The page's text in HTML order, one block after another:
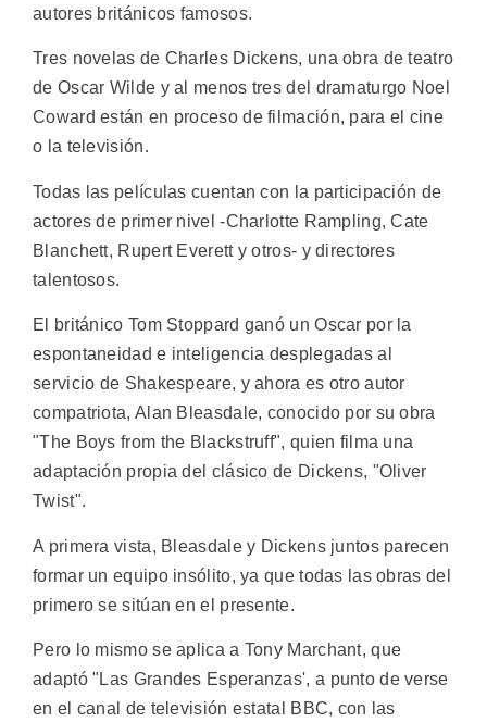
autores británicos famosos.
Tres novelas de Charles Dickens, una obra de teatro
de Oscar Wilde y al menos tres del dramaturgo Noel
Coward están en proceso de filmación, para el cine
o la televisión.
Todas las películas cuentan con la participación de
actores de primer nivel -Charlotte Rampling, Cate
Blanchett, Rupert Everett y otros- y directores
talentosos.
El británico Tom Stoppard ganó un Oscar por la
espontaneidad e inteligencia desplegadas al
servicio de Shakespeare, y ahora es otro autor
compatriota, Alan Bleasdale, conocido por su obra
"The Boys from the Blackstruff", quien filma una
adaptación propia del clásico de Dickens, "Oliver
Twist".
A primera vista, Bleasdale y Dickens juntos parecen
formar un equipo insólito, ya que todas las obras del
primero se sitúan en el presente.
Pero lo mismo se aplica a Tony Marchant, que
adaptó "Las Grandes Esperanzas', a punto de verse
en el canal de televisión estatal BBC, con las